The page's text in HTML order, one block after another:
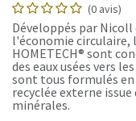
(0 avis)
Développés par
l'économie circulaire,
HOMETECH® sont
des eaux usées vers
sont tous formulés
recyclée externe
minérales.